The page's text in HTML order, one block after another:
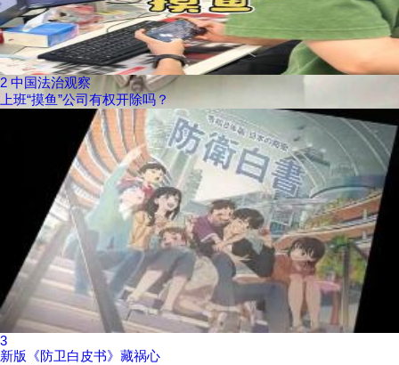
2 中国法治观察
上班“摸鱼”公司有权开除吗？
3
新版《防卫白皮书》藏祸心